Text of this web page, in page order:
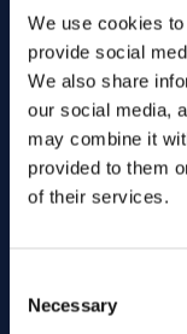
We use cookies
provide social
We also share
our social media,
may combine it
provided to them
of their services.
Selection
Necessary
Su mensaje